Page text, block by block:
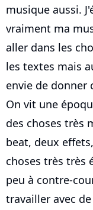
musique aussi.
vraiment ma
aller dans les
les textes mais
envie de donner
On vit une
des choses très
beat, deux
choses très très
peu à contre-
travailler avec